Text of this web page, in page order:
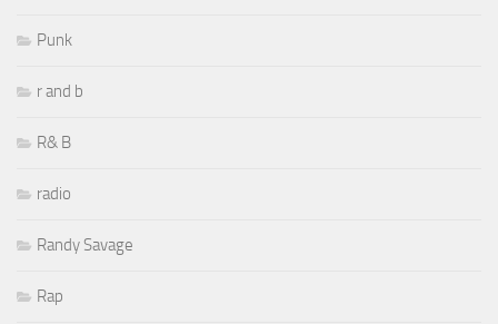
Punk
r and b
R& B
radio
Randy Savage
Rap